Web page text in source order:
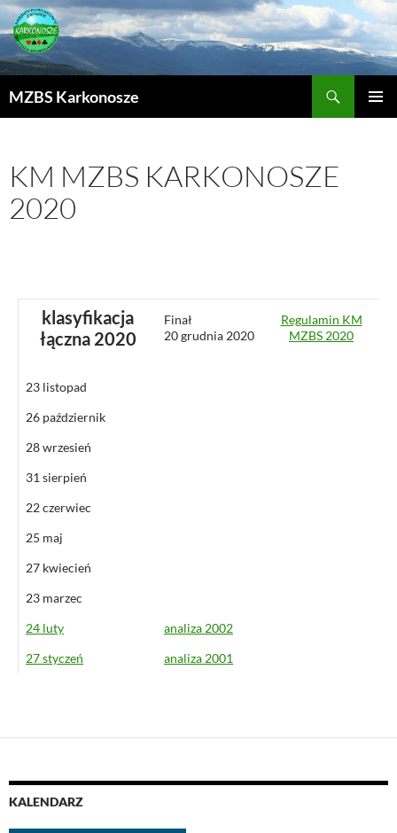
MZBS Karkonosze
KM MZBS KARKONOSZE
2020
klasyfikacja
łączna 2020
Finał
20 grudnia 2020
Regulamin KM
MZBS 2020
23 listopad
26 październik
28 wrzesień
31 sierpień
22 czerwiec
25 maj
27 kwiecień
23 marzec
24 luty
analiza 2002
27 styczeń
analiza 2001
KALENDARZ